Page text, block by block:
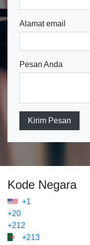
Alamat email
Pesan Anda
Kirim Pesan
Kode Negara
+1
+20
+212
+213